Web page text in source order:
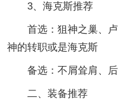
3、海克斯推荐
首选：狙神之巢、卢
神的转职或是海克斯
备选：不屑耸肩、后
二、装备推荐